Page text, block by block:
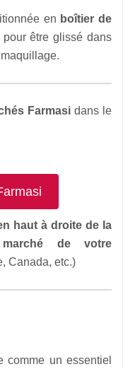
en boîtier de
être glissé dans
Farmasi dans le
haut à droite de la
de votre
Canada, etc.)
comme un essentiel